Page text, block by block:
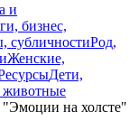
и
бизнес,
субличностиРод,
Женские,
Дети,
на холсте"